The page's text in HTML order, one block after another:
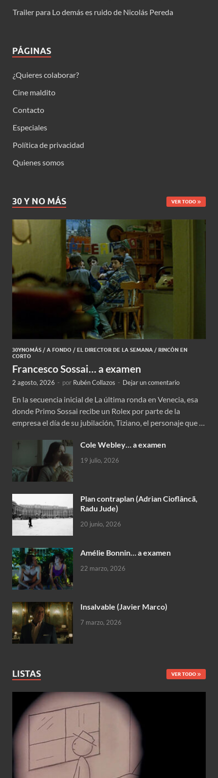
Trailer para Lo demás es ruido de Nicolás Pereda
PÁGINAS
¿Quieres colaborar?
Cine maldito
Contacto
Especiales
Política de privacidad
Quienes somos
30 Y NO MÁS VER TODO
30YNOMÁS / A FONDO / EL DIRECTOR DE LA SEMANA / RINCÓN EN
CORTO
Francesco Sossai… a examen
2 agosto, 2026 - por Rubén Collazos - Dejar un comentario
En la secuencia inicial de La última ronda en Venecia, esa
donde Primo Sossai recibe un Rolex por parte de la
empresa el día de su jubilación, Tiziano, el personaje que …
Cole Webley… a examen
19 julio, 2026
Plan contraplan (Adrian Cioflâncã,
Radu Jude)
20 junio, 2026
Amélie Bonnin… a examen
22 marzo, 2026
Insalvable (Javier Marco)
7 marzo, 2026
LISTAS VER TODO